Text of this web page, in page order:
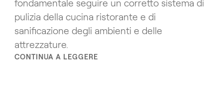
fondamentale seguire un corretto sistema di
pulizia della cucina ristorante e di
sanificazione degli ambienti e delle
attrezzature.
CONTINUA A LEGGERE